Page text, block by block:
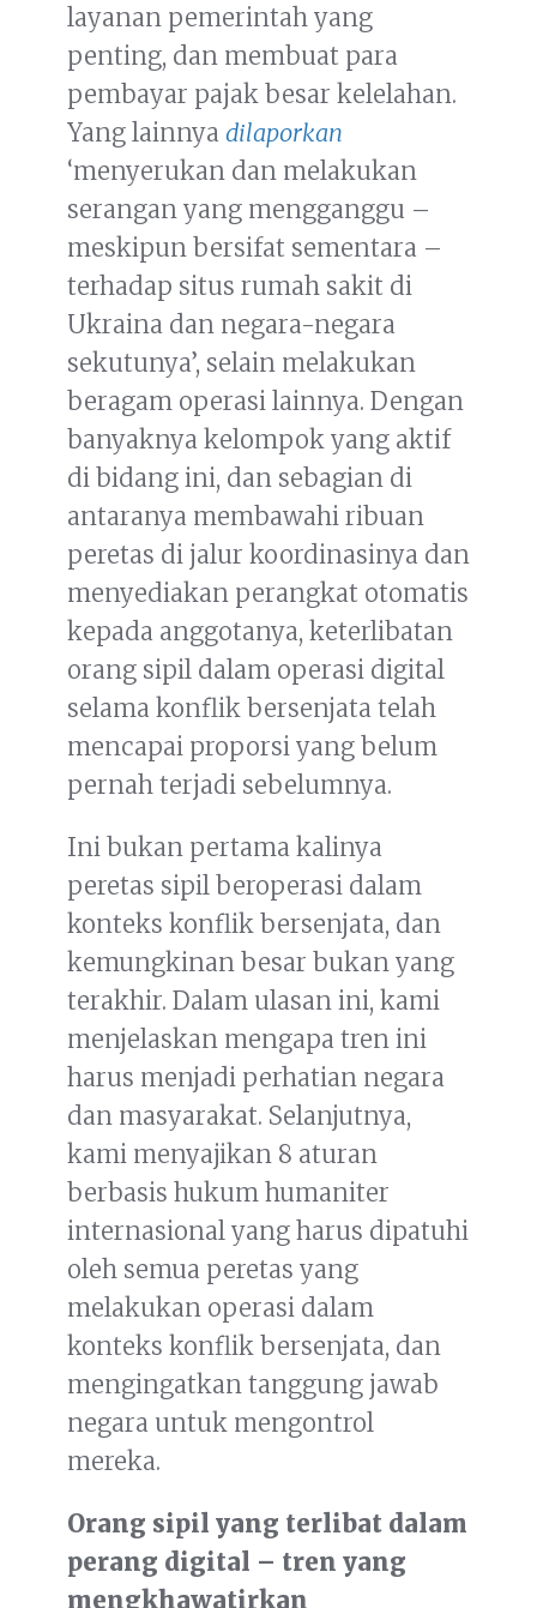
layanan pemerintah yang
penting, dan membuat para
pembayar pajak besar kelelahan.
Yang lainnya dilaporkan
‘menyerukan dan melakukan
serangan yang mengganggu –
meskipun bersifat sementara –
terhadap situs rumah sakit di
Ukraina dan negara-negara
sekutunya’, selain melakukan
beragam operasi lainnya. Dengan
banyaknya kelompok yang aktif
di bidang ini, dan sebagian di
antaranya membawahi ribuan
peretas di jalur koordinasinya dan
menyediakan perangkat otomatis
kepada anggotanya, keterlibatan
orang sipil dalam operasi digital
selama konflik bersenjata telah
mencapai proporsi yang belum
pernah terjadi sebelumnya.
Ini bukan pertama kalinya
peretas sipil beroperasi dalam
konteks konflik bersenjata, dan
kemungkinan besar bukan yang
terakhir. Dalam ulasan ini, kami
menjelaskan mengapa tren ini
harus menjadi perhatian negara
dan masyarakat. Selanjutnya,
kami menyajikan 8 aturan
berbasis hukum humaniter
internasional yang harus dipatuhi
oleh semua peretas yang
melakukan operasi dalam
konteks konflik bersenjata, dan
mengingatkan tanggung jawab
negara untuk mengontrol
mereka.
Orang sipil yang terlibat dalam
perang digital – tren yang
mengkhawatirkan